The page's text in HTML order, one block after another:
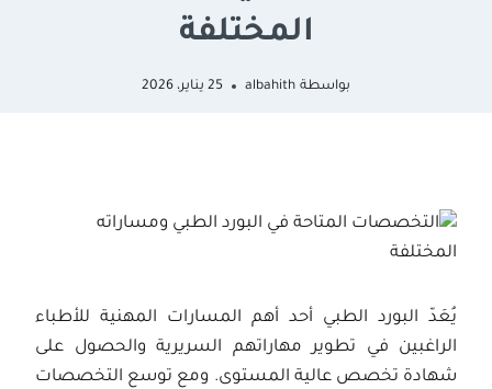
المختلفة
بواسطة albahith 25 يناير، 2026
يُعَدّ البورد الطبي أحد أهم المسارات المهنية للأطباء
الراغبين في تطوير مهاراتهم السريرية والحصول على
شهادة تخصص عالية المستوى. ومع توسع التخصصات